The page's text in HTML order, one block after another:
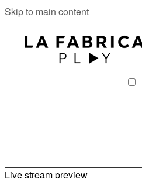
Skip to main content
Live stream preview